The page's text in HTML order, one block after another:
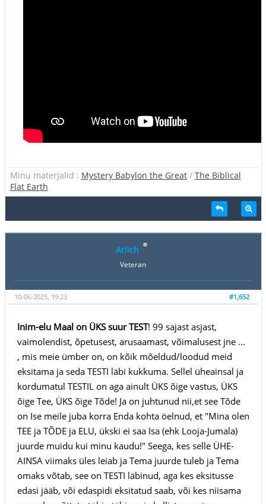
Minu materjalid : Mystery Babylon the Great/ The Biblical
Flat Earth
Arlich
Veteran
#1,652
10-06-2025, 19:23
Inim-elu Maal on ÜKS suur TEST! 99 sajast asjast,
vaimolendist, õpetusest, arusaamast, võimalusest jne ...
, mis meie ümber on, on kõik mõeldud/loodud meid
eksitama ja seda TESTI läbi kukkuma. Sellel üheainsal ja
kordumatul TESTIL on aga ainult ÜKS õige vastus, ÜKS
õige Tee, ÜKS õige Tõde! Ja on juhtunud nii,et see Tõde
on Ise meile juba korra Enda kohta öelnud, et "Mina olen
TEE ja TÕDE ja ELU, ükski ei saa Isa (ehk Looja-Jumala)
juurde muidu kui minu kaudu!" Seega, kes selle ÜHE-
AINSA viimaks üles leiab ja Tema juurde tuleb ja Tema
omaks võtab, see on TESTI läbinud, aga kes eksitusse
edasi jääb, või edaspidi eksitatud saab, või kes niisama